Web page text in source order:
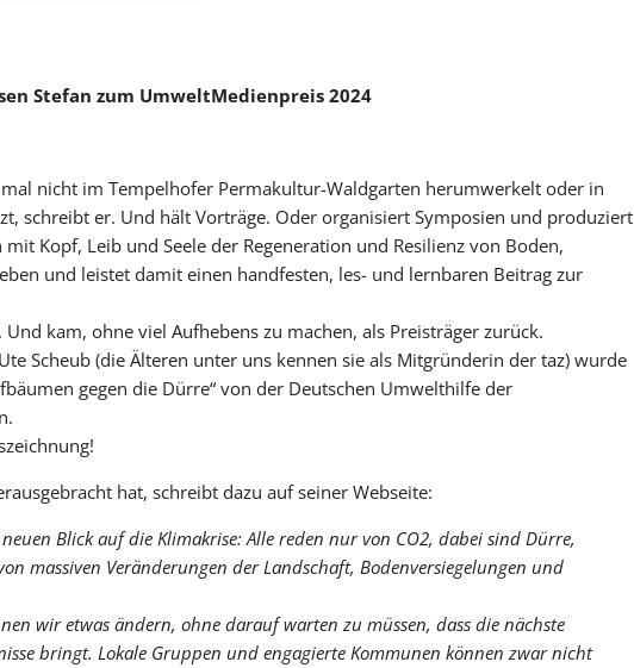
Stefan zum UmweltMedienpreis 2024
nicht im Tempelhofer Permakultur-Waldgarten herumwerkelt oder in
schreibt er. Und hält Vorträge. Oder organisiert Symposien und produziert
Kopf, Leib und Seele der Regeneration und Resilienz von Boden,
und leistet damit einen handfesten, les- und lernbaren Beitrag zur
kam, ohne viel Aufhebens zu machen, als Preisträger zurück.
Scheub (die Älteren unter uns kennen sie als Mitgründerin der taz) wurde
gegen die Dürre“ von der Deutschen Umwelthilfe der
hat, schreibt dazu auf seiner Webseite:
Blick auf die Klimakrise: Alle reden nur von CO2, dabei sind Dürre,
massiven Veränderungen der Landschaft, Bodenversiegelungen und
wir etwas ändern, ohne darauf warten zu müssen, dass die nächste
bringt. Lokale Gruppen und engagierte Kommunen können zwar nicht